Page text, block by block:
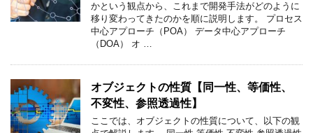
かという観点から、これまで開発手法がどのように
移り変わってきたのかを順に説明します。 プロセス
中心アプローチ（POA） データ中心アプローチ
（DOA） オ …
オブジェクトの性質【同一性、等価性、
不変性、参照透過性】
ここでは、オブジェクトの性質について、以下の観